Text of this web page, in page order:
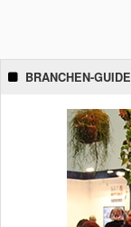
BRANCHEN-GUIDE